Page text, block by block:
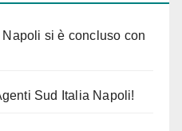
Napoli si è concluso con
Sud Italia Napoli!